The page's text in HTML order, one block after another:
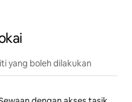
yang boleh dilakukan